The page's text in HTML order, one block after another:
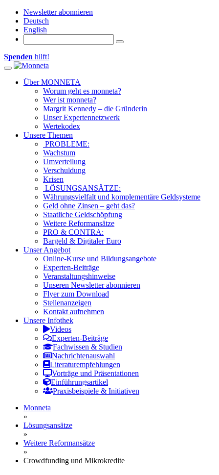
Newsletter abonnieren
Deutsch
English
Spenden hilft!
Toggle
navigationÜber MONNETA
Worum geht es monneta?
Wer ist monneta?
Margrit Kennedy – die Gründerin
Unser Expertennetzwerk
Wertekodex
Unsere Themen
PROBLEME:
Wachstum
Umverteilung
Verschuldung
Krisen
LÖSUNGSANSÄTZE:
Währungsvielfalt und komplementäre Geldsysteme
Geld ohne Zinsen – geht das?
Staatliche Geldschöpfung
Weitere Reformansätze
PRO & CONTRA:
Bargeld & Digitaler Euro
Unser Angebot
Online-Kurse und Bildungsangebote
Experten-Beiträge
Veranstaltungshinweise
Unseren Newsletter abonnieren
Flyer zum Download
Stellenanzeigen
Kontakt aufnehmen
Unsere Infothek
Videos
Experten-Beiträge
Fachwissen & Studien
Nachrichtenauswahl
Literaturempfehlungen
Vorträge und Präsentationen
Einführungsartikel
Praxisbeispiele & Initiativen
Monneta
»
Lösungsansätze
»
Weitere Reformansätze
»
Crowdfunding und Mikrokredite